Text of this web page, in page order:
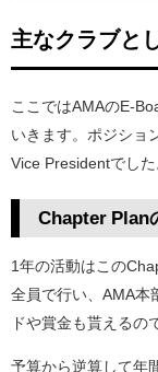
主なクラブと
ここではAMAのE-
いきます。ポジショ
Vice Presidentでした
Chapter Plan
1年の活動はこの
全員で行い、AMA本
ドや賞金も貰えるの
予算から逆算して年